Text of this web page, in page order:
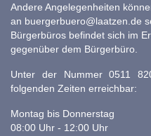
Andere Angelegenheiten
an buergerbuero@laatzen.de
Bürgerbüros befindet sich im
gegenüber dem Bürgerbüro.
Unter der Nummer 0511
folgenden Zeiten erreichbar:
Montag bis Donnerstag
08:00 Uhr - 12:00 Uhr